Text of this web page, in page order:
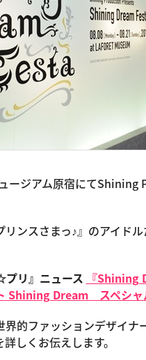
ージアム原宿にて
ンスさまっ♪』のアイド
リ』ニュース 『Shining
Shining Dream スペシャ
的ファッションデザイナ
しくお伝えします。